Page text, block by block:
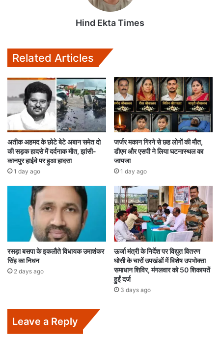
Hind Ekta Times
Related Articles
अतीक अहमद के छोटे बेटे अबान समेत दो
की सड़क हादसे में दर्दनाक मौत, झांसी-
कानपुर हाईवे पर हुआ हादसा
1 day ago
जर्जर मकान गिरने से छह लोगों की मौत,
डीएम और एसपी ने लिया घटनास्थल का
जायजा
1 day ago
रसड़ा बसपा के इकलौते विधायक उमाशंकर
सिंह का निधन
2 days ago
ऊर्जा मंत्री के निर्देश पर विद्युत वितरण
घोसी के चारों उपखंडों में विशेष उपभोक्ता
समाधान शिविर, मंगलवार को 50 शिकायतें
हुईं दर्ज
3 days ago
Leave a Reply